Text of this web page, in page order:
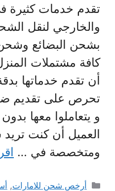
تقدم خدمات كثيرة
والخارجي لنقل
بشحن البضائع
كافة مشتملات
أن تقدم خدماتها
تحرص على تقديم
و يتعاملوا معها
العميل أن كنت
ومتخصصة في …
التصنيفات
أرخص شحن للامارات,